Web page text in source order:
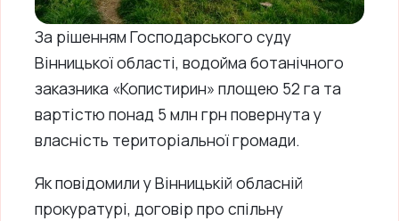
За рішенням Господарського суду
Вінницької області, водойма ботанічного
заказника «Копистирин» площею 52 га та
вартістю понад 5 млн грн повернута у
власність територіальної громади.
Як повідомили у Вінницькій обласній
прокуратурі, договір про спільну